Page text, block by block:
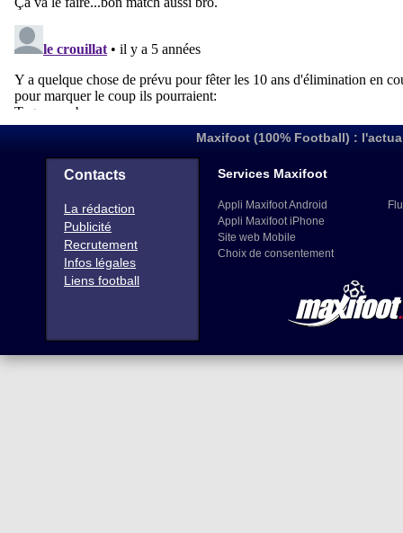
Maxifoot (100% Football) :
Contacts
La rédaction
Publicité
Recrutement
Infos légales
Liens football
Services Maxifoot
Appli Maxifoot Android
Appli Maxifoot iPhone
Site web Mobile
Choix de consentement